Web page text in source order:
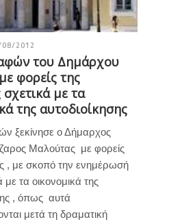
08/2012
του Δημάρχου
φορείς της
με τα
της αυτοδιοίκησης
ξεκίνησε ο Δήμαρχος
Μαλούτας με φορείς
, με σκοπό την ενημέρωσή
με τα οικονομικά της
, όπως αυτά
μετά τη δραματική